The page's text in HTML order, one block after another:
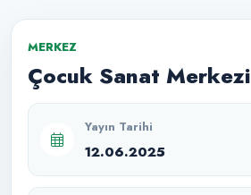
MERKEZ
Çocuk Sanat Merkezi
Yayın Tarihi
12.06.2025